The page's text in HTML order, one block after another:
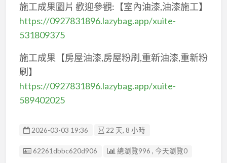
施工成果圖片 歡迎參觀:【室內油漆,油漆施工】
https://0927831896.lazybag.app/xuite-
531809375
施工成果【房屋油漆,房屋粉刷,重新油漆,重新粉
刷】
https://0927831896.lazybag.app/xuite-
589402025
2026-03-03 19:36 22 天, 8 小時
廣告编號
62261dbbc620d906 總瀏覽996 , 今天瀏覽0